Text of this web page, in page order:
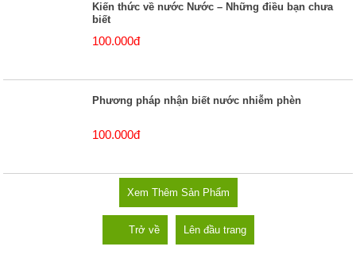
Kiến thức về nước Nước – Những điều bạn chưa
biết
100.000đ
Phương pháp nhận biết nước nhiễm phèn
100.000đ
Xem Thêm Sản Phẩm
Trở về Lên đầu trang